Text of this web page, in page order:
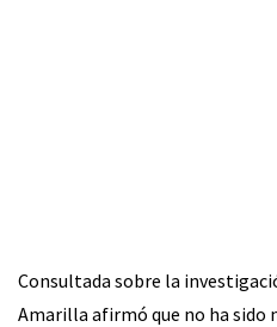
Consultada sobre la
Amarilla afirmó que no ha